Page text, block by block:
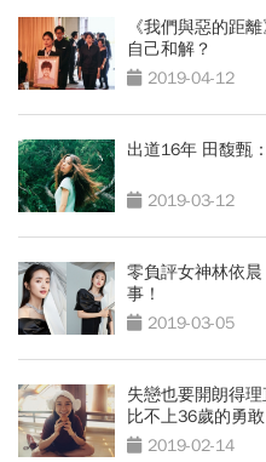
《我們與惡的距
自己和解？
2019-04-12
出道16年 田馥甄
2019-03-12
零負評女神林依
事！
2019-03-05
失戀也要開朗得
比不上36歲的勇敢
2019-02-14